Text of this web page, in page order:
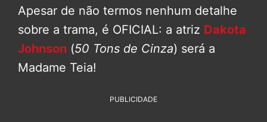
Apesar de não termos nenhum detalhe
sobre a trama, é OFICIAL: a atriz Dakota
Johnson (50 Tons de Cinza) será a
Madame Teia!
PUBLICIDADE